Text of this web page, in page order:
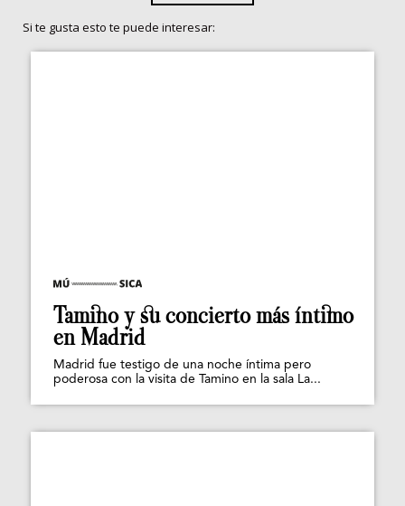
Si te gusta esto te puede interesar:
Tamino y su concierto más íntimo
en Madrid
Madrid fue testigo de una noche íntima pero
poderosa con la visita de Tamino en la sala La...